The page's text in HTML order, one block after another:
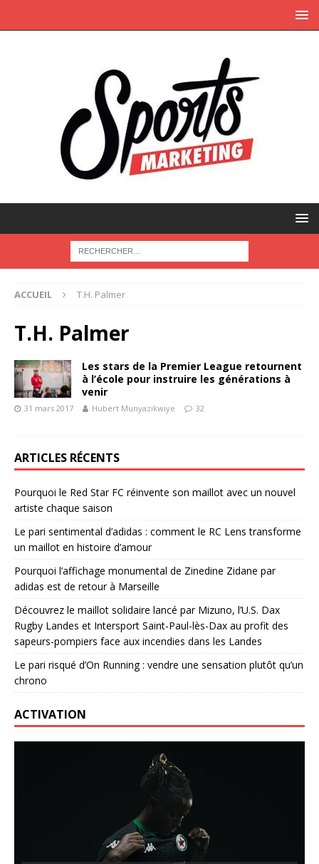
ACCUEIL T.H. Palmer
T.H. Palmer
Les stars de la Premier League retournent
à l’école pour instruire les générations à
venir
31 mars 2017 Hubert Munyazikwiye 32
ARTICLES RÉCENTS
Pourquoi le Red Star FC réinvente son maillot avec un nouvel
artiste chaque saison
Le pari sentimental d’adidas : comment le RC Lens transforme
un maillot en histoire d’amour
Pourquoi l’affichage monumental de Zinedine Zidane par
adidas est de retour à Marseille
Découvrez le maillot solidaire lancé par Mizuno, l’U.S. Dax
Rugby Landes et Intersport Saint-Paul-lès-Dax au profit des
sapeurs-pompiers face aux incendies dans les Landes
Le pari risqué d’On Running : vendre une sensation plutôt qu’un
chrono
ACTIVATION